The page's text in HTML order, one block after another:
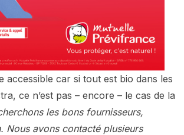
accessible car si tout est bio dans les
ce n’est pas – encore – le cas de la
les bons fournisseurs,
Nous avons contacté plusieurs